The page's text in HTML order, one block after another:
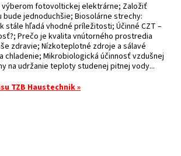
výberom fotovoltickej elektrárne; Založiť
jednoduchšie; Biosolárne strechy:
stále hľadá vhodné príležitosti; Účinné CZT –
Prečo je kvalita vnútorného prostredia
zdravie; Nízkoteplotné zdroje a sálavé
chladenie; Mikrobiologická účinnosť vzdušnej
na udržanie teploty studenej pitnej vody...
TZB Haustechnik »